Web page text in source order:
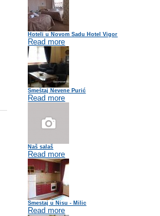
Hoteli u Novom Sadu Hotel Vigor
Read more
Smeštaj Nevene Purić
Read more
Naš salaš
Read more
Smestaj u Nisu - Milic
Read more